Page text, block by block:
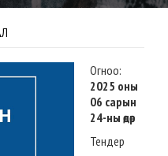
Огноо:
2025 оны
06 сарын
24-ны өдөр
Тендер